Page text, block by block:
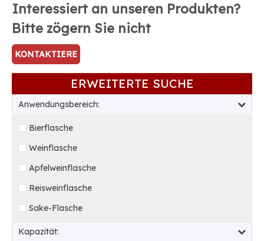
Interessiert an unseren Produkten?
Bitte zögern Sie nicht
KONTAKTIERE
UNS
ERWEITERTE SUCHE
Anwendungsbereich:
Bierflasche
Weinflasche
Apfelweinflasche
Reisweinflasche
Sake-Flasche
Kapazität: